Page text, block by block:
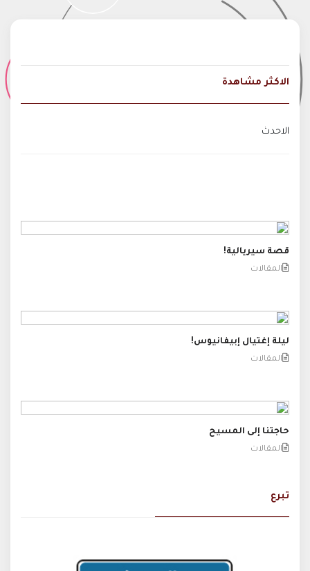
الاكثر مشاهدة
الاحدث
قصة سيريالية!
المقالات
ليلة إغتيال إبيفانيوس!
المقالات
حاجتنا إلى المسيح
المقالات
تبرع